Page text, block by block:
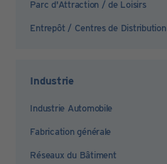
Parc d'Attraction / de Loisirs
Entrepôt / Centres de Distribution
Industrie
Industrie Automobile
Fabrication générale
Réseaux du Bâtiment